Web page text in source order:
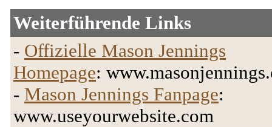
Weiterführende Links
- Offizielle Mason Jennings
Homepage:
- Mason Jennings Fanpage:
www.useyourwebsite.com